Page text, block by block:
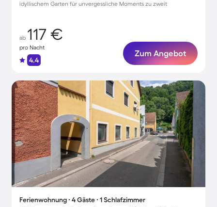
idyllischem Garten für unvergessliche Moments zu zweit
ab 117 €
pro Nacht
4.4
Zum Angebot
Ferienwohnung ∙ 4 Gäste ∙ 1 Schlafzimmer